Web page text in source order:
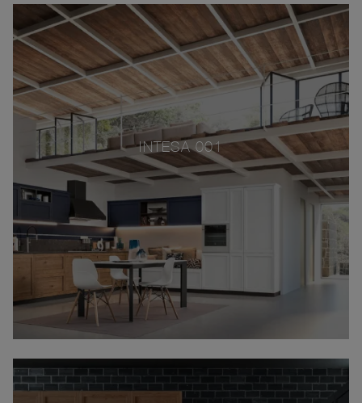
INTESA 001